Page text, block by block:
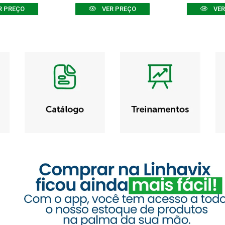
PREÇO VER PREÇO